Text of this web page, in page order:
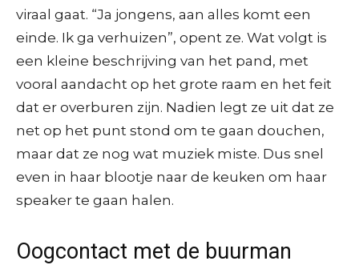
viraal gaat. “Ja jongens, aan alles komt een
einde. Ik ga verhuizen”, opent ze. Wat volgt is
een kleine beschrijving van het pand, met
vooral aandacht op het grote raam en het feit
dat er overburen zijn. Nadien legt ze uit dat ze
net op het punt stond om te gaan douchen,
maar dat ze nog wat muziek miste. Dus snel
even in haar blootje naar de keuken om haar
speaker te gaan halen.
Oogcontact met de buurman